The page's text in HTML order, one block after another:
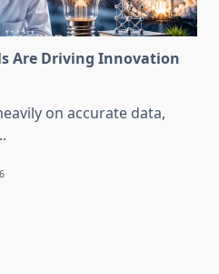
Are Driving Innovation
on accurate data,